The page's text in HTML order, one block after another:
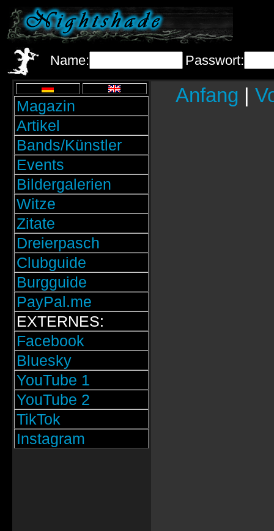
Name: Passwort:
Magazin
Artikel
Bands/Künstler
Events
Bildergalerien
Witze
Zitate
Dreierpasch
Clubguide
Burgguide
PayPal.me
EXTERNES:
Facebook
Bluesky
YouTube 1
YouTube 2
TikTok
Instagram
Anfang |